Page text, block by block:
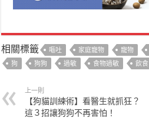
相關標籤 嘔吐 家庭寵物 寵物
狗
狗狗 過敏 食物過敏 飲食
上一則
【狗貓訓練術】看醫生就抓狂？
這３招讓狗狗不再害怕！